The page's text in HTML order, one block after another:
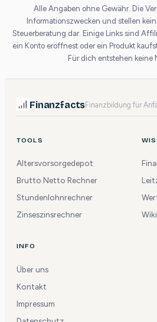
Alle Angaben ohne Gewähr. Die
Informationszwecken und stellen
Steuerberatung dar. Einige Links sind
ein Konto eröffnest oder ein Produkt
Für dich entstehen keine
FinanzfactsFinanzbildung für
TOOLS
Altersvorsorgedepot
Brutto Netto Rechner
Stundenlohnrechner
Zinseszinsrechner
Wiki
INFO
Über uns
Kontakt
Impressum